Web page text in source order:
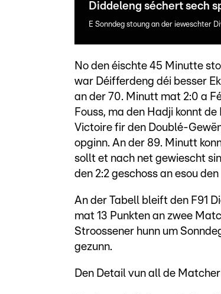
Diddeleng séchert sech
E Sonndeg stoung an der ieweschter
No den éischte 45 Minutte
war Déifferdeng déi besser
an der 70. Minutt mat 2:0 a
Fouss, ma den Hadji konnt
Victoire fir den Doublé-
opginn. An der 89. Minutt
sollt et nach net gewiescht
den 2:2 geschoss an esou
An der Tabell bleift den F91
mat 13 Punkten an zwee
Stroossener hunn um
gezunn.
Den Detail vun all de